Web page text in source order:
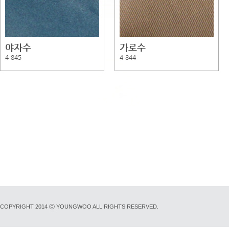
야자수
4-845
가로수
4-844
COPYRIGHT 2014 ⓒ YOUNGWOO ALL RIGHTS RESERVED.